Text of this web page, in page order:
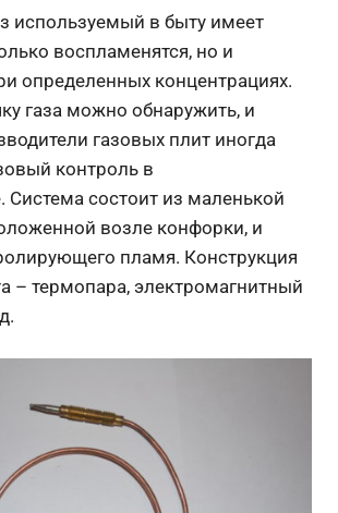
используемый в быту имеет
воспламенятся, но и
определенных концентрациях.
газа можно обнаружить, и
газовых плит иногда
контроль в
Система состоит из маленькой
возле конфорки, и
пламя. Конструкция
– термопара, электромагнитный